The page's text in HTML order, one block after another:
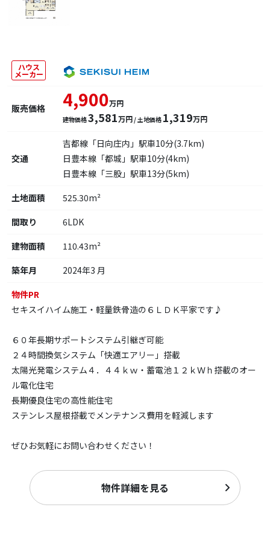
ハウス
メーカー
販売価格 4,900万円
建物価格3,581万円 / 土地価格 1,319万円
交通
吉都線「日向庄内」駅車10分(3.7km)
日豊本線「都城」駅車10分(4km)
日豊本線「三股」駅車13分(5km)
土地面積
525.30m²
間取り
6LDK
建物面積
110.43m²
築年月
2024年3 月
物件PR
セキスイハイム施工・軽量鉄骨造の６ＬＤＫ平家です♪
６０年長期サポートシステム引継ぎ可能
２４時間換気システム「快適エアリー」搭載
太陽光発電システム４．４４ｋｗ・蓄電池１２ｋＷｈ搭載のオー
ル電化住宅
長期優良住宅の高性能住宅
ステンレス屋根搭載でメンテナンス費用を軽減します
ぜひお気軽にお問い合わせください！
物件詳細を見る